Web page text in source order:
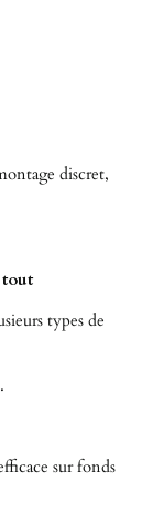
discret,
types de
sur fonds